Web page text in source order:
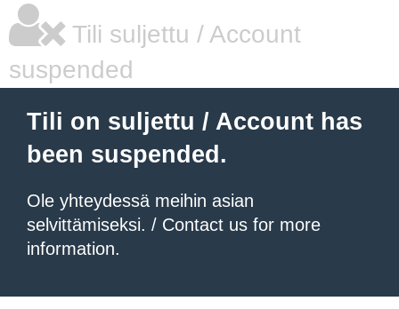
Tili suljettu / Account
suspended
Tili on suljettu / Account has
been suspended.
Ole yhteydessä meihin asian
selvittämiseksi. / Contact us for more
information.